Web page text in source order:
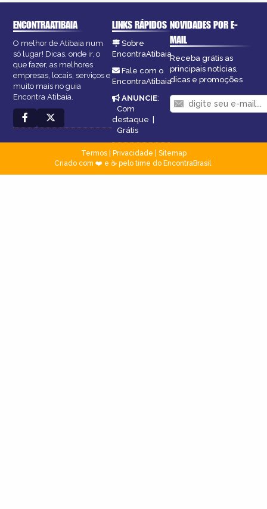
ENCONTRAATIBAIA
O melhor de Atibaia num
só lugar! Dicas, onde ir, o
que fazer, as melhores
empresas, locais, serviços e
muito mais no guia
Encontra Atibaia.
LINKS RÁPIDOS
Sobre
EncontraAtibaia
Fale com o
EncontraAtibaia
ANUNCIE:
Com
destaque |
Grátis
NOVIDADES POR E-
MAIL
Receba grátis as
principais notícias,
dicas e promoções
Termos| Privacidade
Sitemap
Criado com ❤️ e ☕ pelo time do EncontraBrasil